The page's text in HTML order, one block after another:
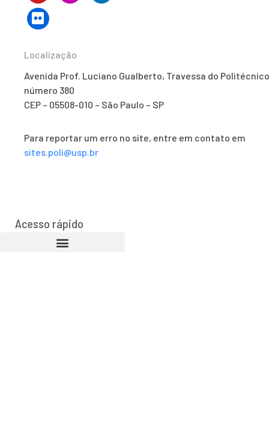
Localização
Avenida Prof. Luciano Gualberto, Travessa do
número 380
CEP – 05508-010 – São Paulo – SP
Para reportar um erro no site, entre em contato em
sites.poli@usp.br
Acesso rápido